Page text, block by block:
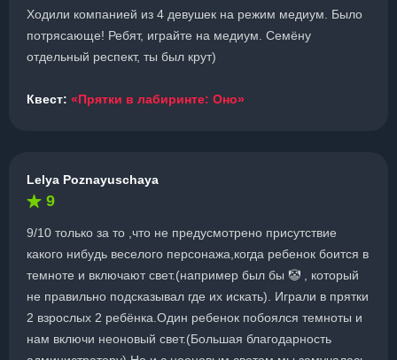
Ходили компанией из 4 девушек на режим медиум. Было
потрясающе! Ребят, играйте на медиум. Семёну
отдельный респект, ты был крут)
Квест: «Прятки в лабиринте: Оно»
Lelya Poznayuschaya
9
9/10 только за то ,что не предусмотрено присутствие
какого нибудь веселого персонажа,когда ребенок боится в
темноте и включают свет.(например был бы 🤡 , который
не правильно подсказывал где их искать). Играли в прятки
2 взрослых 2 ребёнка.Один ребенок побоялся темноты и
нам включи неоновый свет.(Большая благодарность